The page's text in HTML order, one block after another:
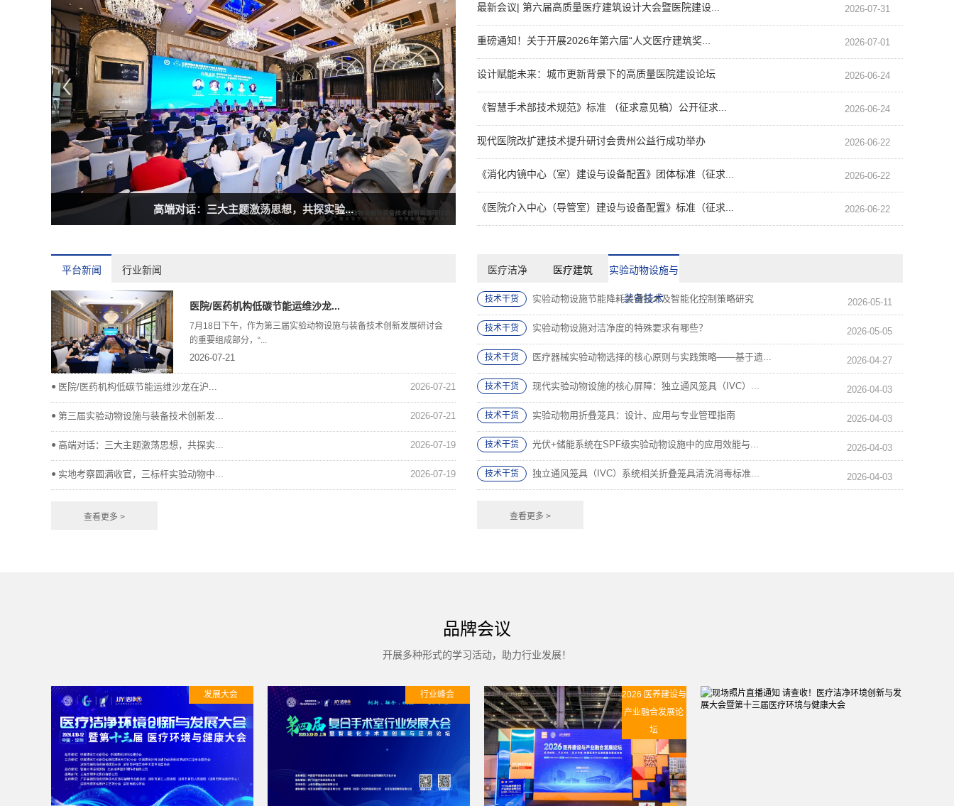
实地考察圆满收官，三标杆实验动物中心... 实验设施设备运行管理专项研讨会在太原...
最新会议| 第六届高质量医疗建筑设计大会暨医院建设... 2026-07-31
重磅通知！关于开展2026年第六届“人文医疗建筑奖... 2026-07-01
设计赋能未来：城市更新背景下的高质量医院建设论坛 2026-06-24
《智慧手术部技术规范》标准 （征求意见稿）公开征求... 2026-06-24
现代医院改扩建技术提升研讨会贵州公益行成功举办 2026-06-22
《消化内镜中心（室）建设与设备配置》团体标准（征求... 2026-06-22
《医院介入中心（导管室）建设与设备配置》标准（征求... 2026-06-22
平台新闻 行业新闻
医院/医药机构低碳节能运维沙龙...
7月18日下午，作为第三届实验动物设施与装备技术创新发展研讨会
的重要组成部分，“...
2026-07-21
● 医院/医药机构低碳节能运维沙龙在沪... 2026-07-21
● 第三届实验动物设施与装备技术创新发... 2026-07-21
● 高端对话：三大主题激荡思想，共探实... 2026-07-19
● 实地考察圆满收官，三标杆实验动物中... 2026-07-19
医疗洁净 医疗建筑 实验动物设施与
装备技术
技术干货 实验动物设施节能降耗关键技术及智能化控制策略研究 2026-05-11
技术干货 实验动物设施对洁净度的特殊要求有哪些？ 2026-05-05
技术干货 医疗器械实验动物选择的核心原则与实践策略——基于遗... 2026-04-27
技术干货 现代实验动物设施的核心屏障：独立通风笼具（IVC）... 2026-04-03
技术干货 实验动物用折叠笼具：设计、应用与专业管理指南 2026-04-03
技术干货 光伏+储能系统在SPF级实验动物设施中的应用效能与... 2026-04-03
技术干货 独立通风笼具（IVC）系统相关折叠笼具清洗消毒标准... 2026-04-03
品牌会议
开展多种形式的学习活动，助力行业发展！
发展大会 行业峰会
2026 医养建设与
产业融合发展论
坛